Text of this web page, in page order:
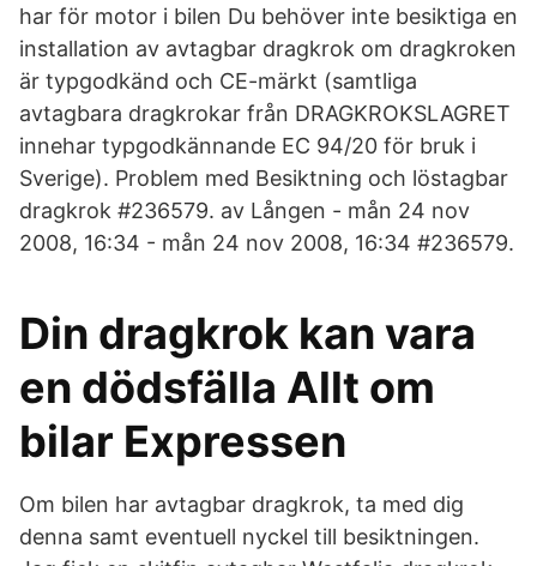
har för motor i bilen Du behöver inte besiktiga en
installation av avtagbar dragkrok om dragkroken
är typgodkänd och CE-märkt (samtliga
avtagbara dragkrokar från DRAGKROKSLAGRET
innehar typgodkännande EC 94/20 för bruk i
Sverige). Problem med Besiktning och löstagbar
dragkrok #236579. av Lången - mån 24 nov
2008, 16:34 - mån 24 nov 2008, 16:34 #236579.
Din dragkrok kan vara
en dödsfälla Allt om
bilar Expressen
Om bilen har avtagbar dragkrok, ta med dig
denna samt eventuell nyckel till besiktningen.